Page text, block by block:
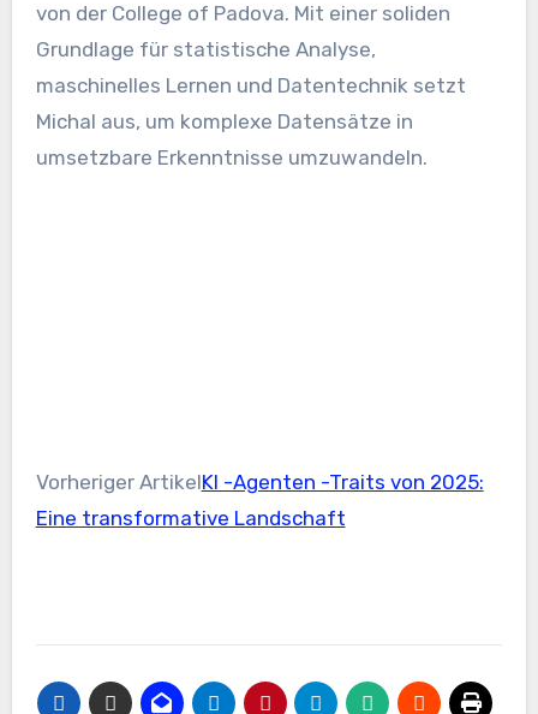
von der College of Padova. Mit einer soliden
Grundlage für statistische Analyse,
maschinelles Lernen und Datentechnik setzt
Michal aus, um komplexe Datensätze in
umsetzbare Erkenntnisse umzuwandeln.
Vorheriger ArtikelKI -Agenten -Traits von 2025:
Eine transformative Landschaft